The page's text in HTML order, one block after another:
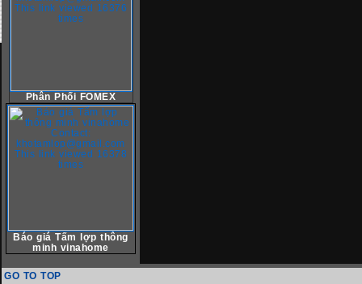
Phân Phối FOMEX
Báo giá Tấm lợp thông
minh vinahome
GO TO TOP